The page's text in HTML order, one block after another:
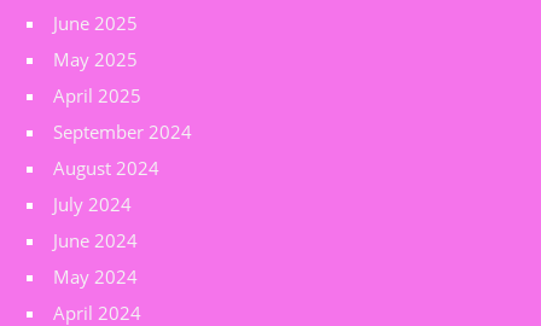
June 2025
May 2025
April 2025
September 2024
August 2024
July 2024
June 2024
May 2024
April 2024